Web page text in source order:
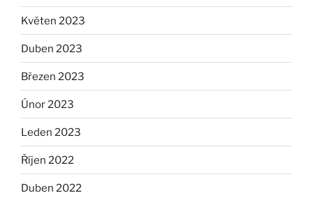
Květen 2023
Duben 2023
Březen 2023
Únor 2023
Leden 2023
Říjen 2022
Duben 2022